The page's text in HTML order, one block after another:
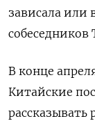
зависала или
собеседников
В конце
Китайские